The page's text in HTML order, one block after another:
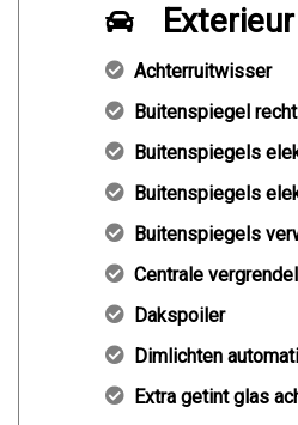
Exterieur
Achterruitwisser
Buitenspiegel
Buitenspiegels
Buitenspiegels
Buitenspiegels
Centrale
Dakspoiler
Dimlichten
Extra getint glas